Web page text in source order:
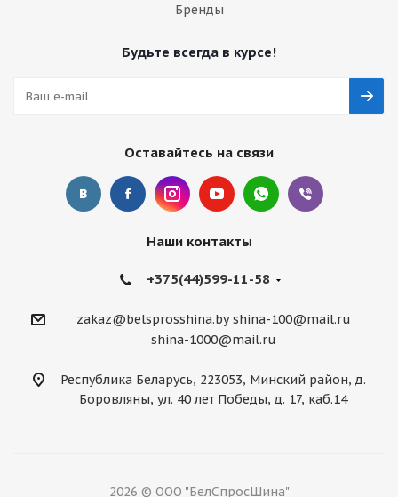
Бренды
Будьте всегда в курсе!
Оставайтесь на связи
Наши контакты
+375(44)599-11-58
zakaz@belsprosshina.by shina-100@mail.ru
shina-1000@mail.ru
Республика Беларусь, 223053, Минский район, д.
Боровляны, ул. 40 лет Победы, д. 17, каб.14
2026 © ООО "БелСпросШина"